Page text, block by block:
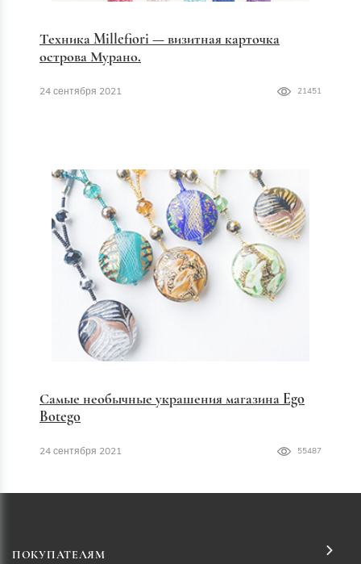
Техника Millefiori — визитная карточка
острова Мурано.
24 сентября 2021 21451
Самые необычные украшения магазина Ego
Botego
24 сентября 2021 55487
ПОКУПАТЕЛЯМ